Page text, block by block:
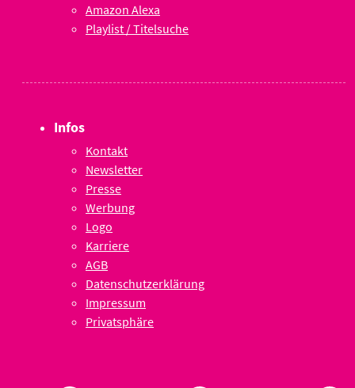
Amazon Alexa
Playlist / Titelsuche
Infos
Kontakt
Newsletter
Presse
Werbung
Logo
Karriere
AGB
Datenschutzerklärung
Impressum
Privatsphäre